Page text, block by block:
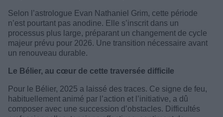
Selon l’astrologue Evan Nathaniel Grim, cette période
n’est pourtant pas anodine. Elle s’inscrit dans un
processus plus large, préparant un changement de cycle
majeur prévu pour 2026. Une transition nécessaire avant
un renouveau durable.
Le Bélier, au cœur de cette traversée difficile
Pour le Bélier, 2025 a laissé des traces. Ce signe de feu,
habituellement animé par l’action et l’initiative, a dû
composer avec une succession d’obstacles. Difficultés